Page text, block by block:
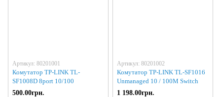
Артикул: 80201001
Комутатор TP-LINK TL-
SF1008D 8port 10/100
500.00грн.
Артикул: 80201002
Комутатор TP-LINK TL-SF1016
Unmanaged 10 / 100M Switch
1 198.00грн.